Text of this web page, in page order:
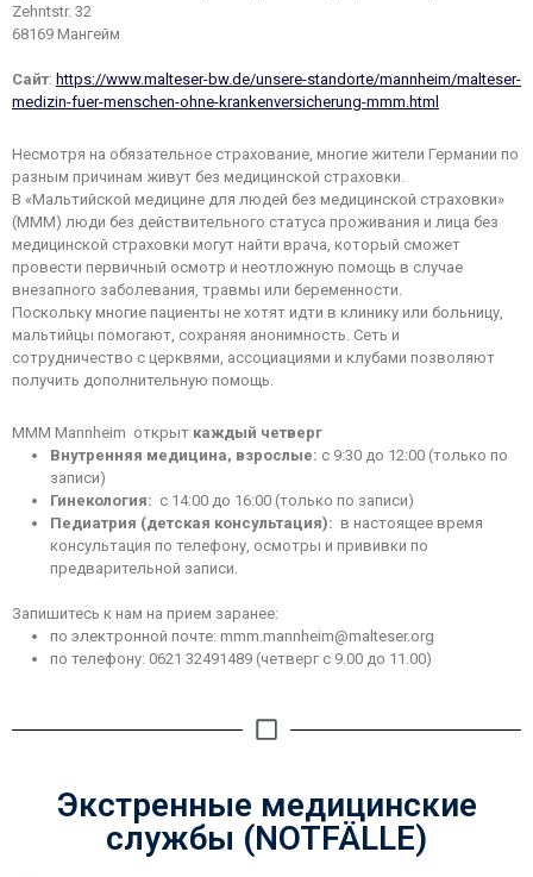
Zehntstr. 32
68169 Мангейм
Сайт: https://www.malteser-bw.de/unsere-standorte/mannheim/malteser-
medizin-fuer-menschen-ohne-krankenversicherung-mmm.html
Несмотря на обязательное страхование, многие жители Германии по
разным причинам живут без медицинской страховки.
В «Мальтийской медицине для людей без медицинской страховки»
(МММ) люди без действительного статуса проживания и лица без
медицинской страховки могут найти врача, который сможет
провести первичный осмотр и неотложную помощь в случае
внезапного заболевания, травмы или беременности.
Поскольку многие пациенты не хотят идти в клинику или больницу,
мальтийцы помогают, сохраняя анонимность. Сеть и
сотрудничество с церквями, ассоциациями и клубами позволяют
получить дополнительную помощь.
MMM Mannheim открыт каждый четверг
Внутренняя медицина, взрослые: с 9:30 до 12:00 (только по
записи)
Гинекология: с 14:00 до 16:00 (только по записи)
Педиатрия (детская консультация): в настоящее время
консультация по телефону, осмотры и прививки по
предварительной записи.
Запишитесь к нам на прием заранее:
по электронной почте: mmm.mannheim@malteser.org
по телефону: 0621 32491489 (четверг с 9.00 до 11.00)
Экстренные медицинские
службы (NOTFÄLLE)